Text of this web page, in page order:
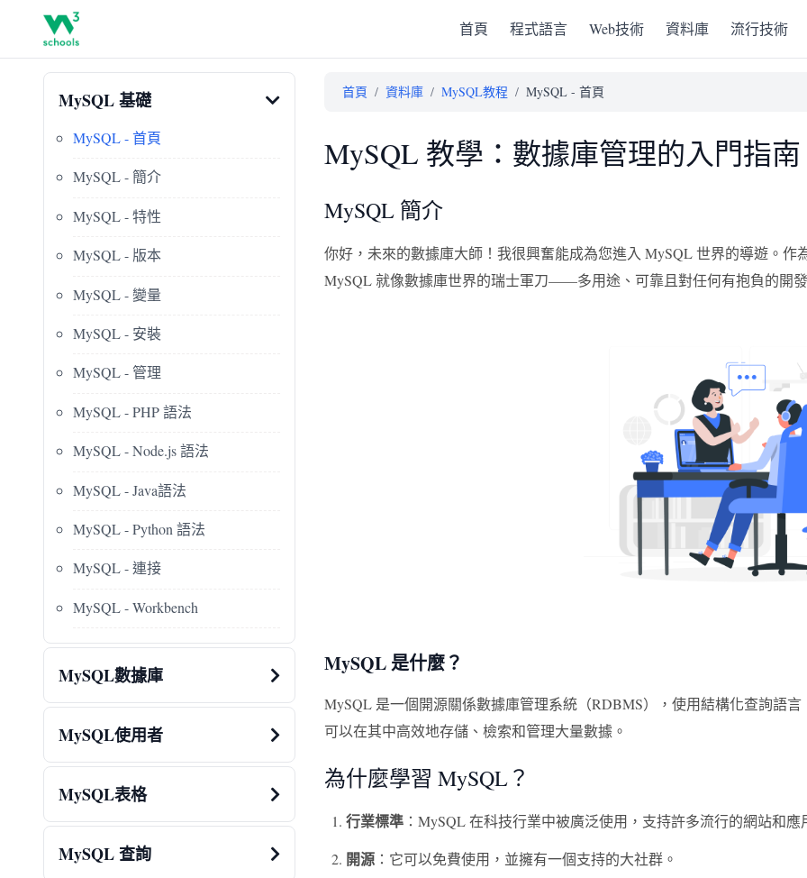
首頁 程式語言 Web技術 資料庫 流行技術
MySQL 基礎
MySQL - 首頁
MySQL - 簡介
MySQL - 特性
MySQL - 版本
MySQL - 變量
MySQL - 安裝
MySQL - 管理
MySQL - PHP 語法
MySQL - Node.js 語法
MySQL - Java語法
MySQL - Python 語法
MySQL - 連接
MySQL - Workbench
MySQL數據庫
MySQL使用者
MySQL表格
MySQL 查詢
首頁 / 資料庫 / MySQL教程 / MySQL - 首頁
MySQL 教學：數據庫管理的入門指南
MySQL 簡介
你好，未來的數據庫大師！我很興奮能成為您進入 MySQL 世界的導遊。
MySQL 就像數據庫世界的瑞士軍刀——多用途、可靠且對任何有抱負的開
MySQL 是什麼？
MySQL 是一個開源關係數據庫管理系統（RDBMS），使用結構化查詢語
可以在其中高效地存儲、檢索和管理大量數據。
為什麼學習 MySQL？
行業標準 ：MySQL 在科技行業中被廣泛使用，支持許多流行的網站和應
開源 ：它可以免費使用，並擁有一個支持的大社群。